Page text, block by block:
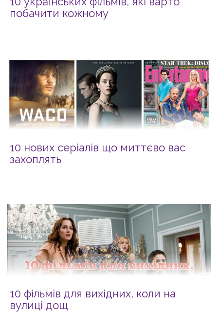
побачити кожному
10 нових серіалів що миттєво вас
захоплять
10 фільмів для вихідних, коли на
вулиці дощ